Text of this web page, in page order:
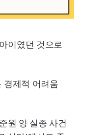
이였던 것으로
경제적 어려움
원 양 실종 사건